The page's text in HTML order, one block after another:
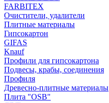
FARBITEX
Очистители, удалители
Плитные материалы
Гипсокартон
GIFAS
Knauf
Профили для гипсокартона
Подвесы, крабы, соединения
Профиля
Древесно-плитные материалы
Плита "OSB"